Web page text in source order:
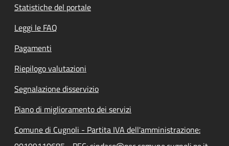
Statistiche del portale
Leggi le FAQ
Pagamenti
Riepilogo valutazioni
Segnalazione disservizio
Piano di miglioramento dei servizi
Comune di Cugnoli - Partita IVA dell'amministrazione: